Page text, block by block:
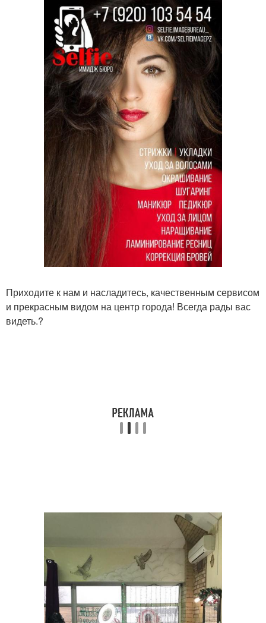
Приходите к нам и насладитесь, качественным сервисом
и прекрасным видом на центр города! Всегда рады вас
видеть.?